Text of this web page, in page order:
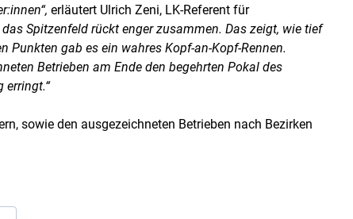
erläutert Ulrich Zeni, LK-Referent für
Spitzenfeld rückt enger zusammen. Das zeigt, wie tief
Punkten gab es ein wahres Kopf-an-Kopf-Rennen.
Betrieben am Ende den begehrten Pokal des
erringt.“
sowie den ausgezeichneten Betrieben nach Bezirken